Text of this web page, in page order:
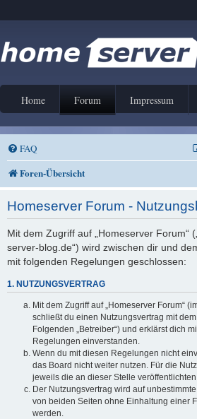
Home Forum Impressum
FAQ
Foren-Übersicht
Homeserver Forum -
Mit dem Zugriff auf „Homeserver Forum“
server-blog.de“) wird zwischen dir und
mit folgenden Regelungen geschlossen:
1. NUTZUNGSVERTRAG
Mit dem Zugriff auf „Homeserver Forum“
schließt du einen Nutzungsvertrag mit
Folgenden „Betreiber“) und erklärst dich
Regelungen einverstanden.
Wenn du mit diesen Regelungen nicht
das Board nicht weiter nutzen. Für die
jeweils die an dieser Stelle
Der Nutzungsvertrag wird auf
von beiden Seiten ohne Einhaltung einer
werden.